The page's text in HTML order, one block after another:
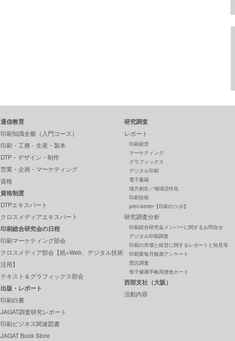
通信教育
印刷知識全般（入門コース）
印刷・工務・生産・製本
DTP・デザイン・制作
営業・企画・マーケティング
資格
資格制度
DTPエキスパート
クロスメディアエキスパート
印刷総合研究会の日程
印刷マーケティング部会
クロスメディア部会【紙×Web、デジタル技術
活用】
テキスト＆グラフィックス部会
出版・レポート
印刷白書
JAGAT調査研究レポート
印刷ビジネス関連図書
JAGAT Book Store
研究調査
レポート
印刷経営
マーケティング
グラフィックス
デジタル印刷
電子書籍
地方創生／地域活性化
印刷技術
print-better【印刷のツボ】
研究調査分析
印刷総合研究会メンバーに関するお問合せ
デジタル印刷調査
印刷の市場と経営に関するレポートと知見等
印刷業毎月観測アンケート
受託調査
母子健康手帳用便色カード
西部支社（大阪）
活動内容